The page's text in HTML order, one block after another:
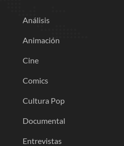
Análisis
Animación
Cine
Comics
Cultura Pop
Documental
Entrevistas